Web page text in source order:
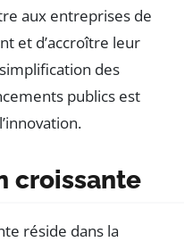
aux entreprises de
et d’accroître leur
des
publics est
croissante
réside dans la